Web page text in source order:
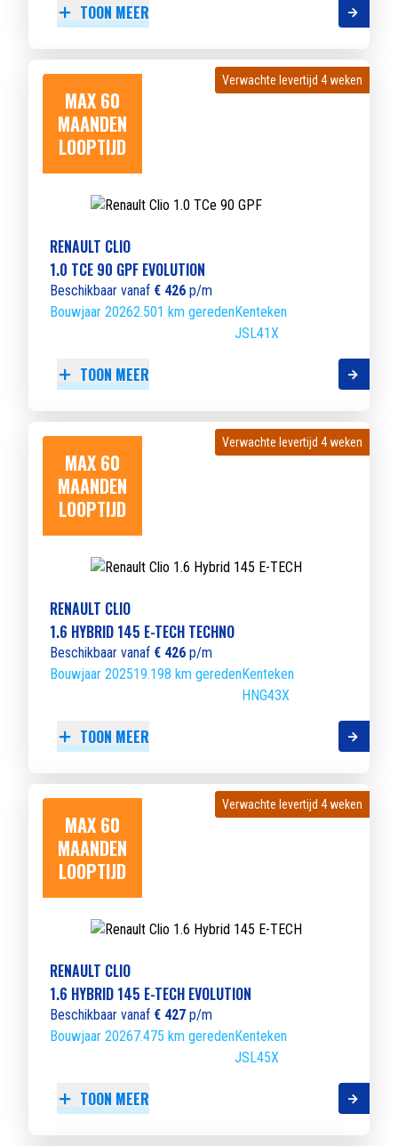
TOON MEER
MAX 60
MAANDEN
LOOPTIJD
Verwachte levertijd 4 weken
Verwachte levertijd 4 weken
RENAULT CLIO
1.0 TCE 90 GPF EVOLUTION
Beschikbaar vanaf € 426 p/m
Bouwjaar 20262.501 km geredenKenteken
JSL41X
TOON MEER
MAX 60
MAANDEN
LOOPTIJD
Verwachte levertijd 4 weken
Verwachte levertijd 4 weken
RENAULT CLIO
1.6 HYBRID 145 E-TECH TECHNO
Beschikbaar vanaf € 426 p/m
Bouwjaar 202519.198 km geredenKenteken
HNG43X
TOON MEER
MAX 60
MAANDEN
LOOPTIJD
Verwachte levertijd 4 weken
Verwachte levertijd 4 weken
RENAULT CLIO
1.6 HYBRID 145 E-TECH EVOLUTION
Beschikbaar vanaf € 427 p/m
Bouwjaar 20267.475 km geredenKenteken
JSL45X
TOON MEER